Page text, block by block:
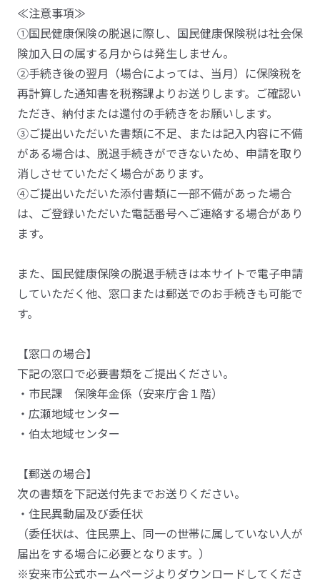
≪注意事項≫
①国民健康保険の脱退に際し、国民健康保険税は社会保
険加入日の属する月からは発生しません。
②手続き後の翌月（場合によっては、当月）に保険税を
再計算した通知書を税務課よりお送りします。ご確認い
ただき、納付または還付の手続きをお願いします。
③ご提出いただいた書類に不足、または記入内容に不備
がある場合は、脱退手続きができないため、申請を取り
消しさせていただく場合があります。
④ご提出いただいた添付書類に一部不備があった場合
は、ご登録いただいた電話番号へご連絡する場合があり
ます。
また、国民健康保険の脱退手続きは本サイトで電子申請
していただく他、窓口または郵送でのお手続きも可能で
す。
【窓口の場合】
下記の窓口で必要書類をご提出ください。
・市民課 保険年金係（安来庁舎１階）
・広瀬地域センター
・伯太地域センター
【郵送の場合】
次の書類を下記送付先までお送りください。
・住民異動届及び委任状
（委任状は、住民票上、同一の世帯に属していない人が
届出をする場合に必要となります。）
※安来市公式ホームページよりダウンロードしてくださ